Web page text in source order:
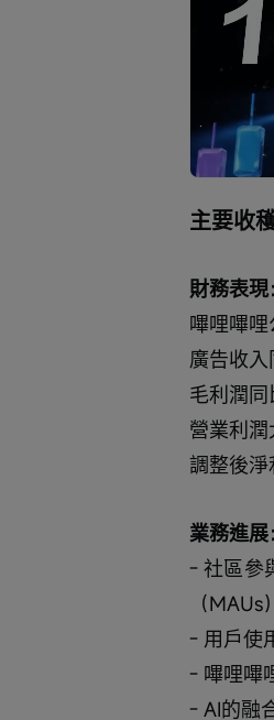
Loaded
0%
Progress
0%
主要收
財務表現：
嗶哩嗶
廣告收
毛利潤同
營業利潤
調整後淨
業務進展：
- 社區參
（MAUs
- 用戶使
- 嗶哩嗶
- AI的融